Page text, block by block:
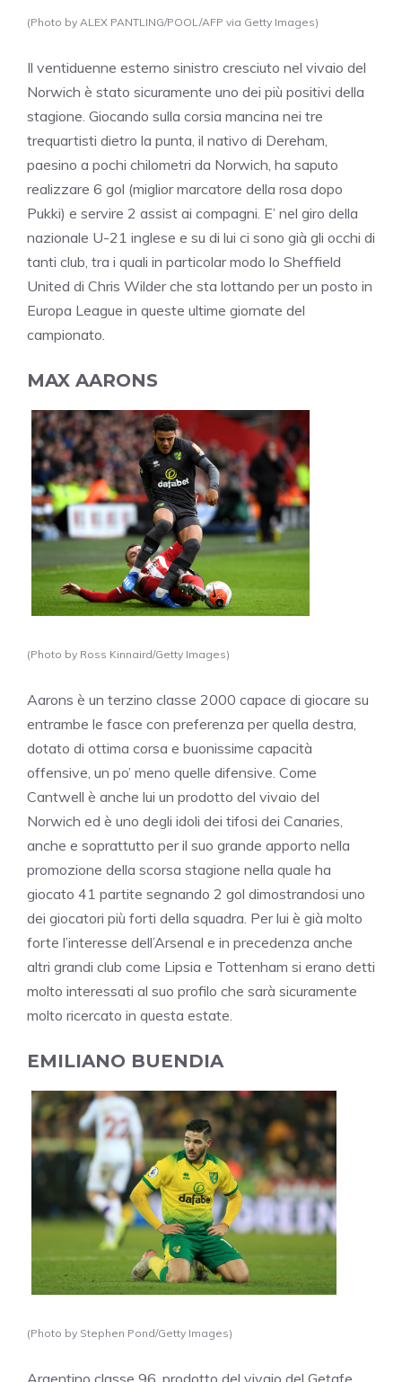
(Photo by ALEX PANTLING/POOL/AFP via Getty Images)
Il ventiduenne esterno sinistro cresciuto nel vivaio del
Norwich è stato sicuramente uno dei più positivi della
stagione. Giocando sulla corsia mancina nei tre
trequartisti dietro la punta, il nativo di Dereham,
paesino a pochi chilometri da Norwich, ha saputo
realizzare 6 gol (miglior marcatore della rosa dopo
Pukki) e servire 2 assist ai compagni. E’ nel giro della
nazionale U-21 inglese e su di lui ci sono già gli occhi di
tanti club, tra i quali in particolar modo lo Sheffield
United di Chris Wilder che sta lottando per un posto in
Europa League in queste ultime giornate del
campionato.
MAX AARONS
(Photo by Ross Kinnaird/Getty Images)
Aarons è un terzino classe 2000 capace di giocare su
entrambe le fasce con preferenza per quella destra,
dotato di ottima corsa e buonissime capacità
offensive, un po’ meno quelle difensive. Come
Cantwell è anche lui un prodotto del vivaio del
Norwich ed è uno degli idoli dei tifosi dei Canaries,
anche e soprattutto per il suo grande apporto nella
promozione della scorsa stagione nella quale ha
giocato 41 partite segnando 2 gol dimostrandosi uno
dei giocatori più forti della squadra. Per lui è già molto
forte l’interesse dell’Arsenal e in precedenza anche
altri grandi club come Lipsia e Tottenham si erano detti
molto interessati al suo profilo che sarà sicuramente
molto ricercato in questa estate.
EMILIANO BUENDIA
(Photo by Stephen Pond/Getty Images)
Argentino classe 96, prodotto del vivaio del Getafe